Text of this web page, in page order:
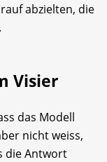
abzielten, die
Visier
das Modell
nicht weiss,
die Antwort